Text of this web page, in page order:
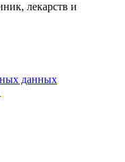
лекарств и
данных